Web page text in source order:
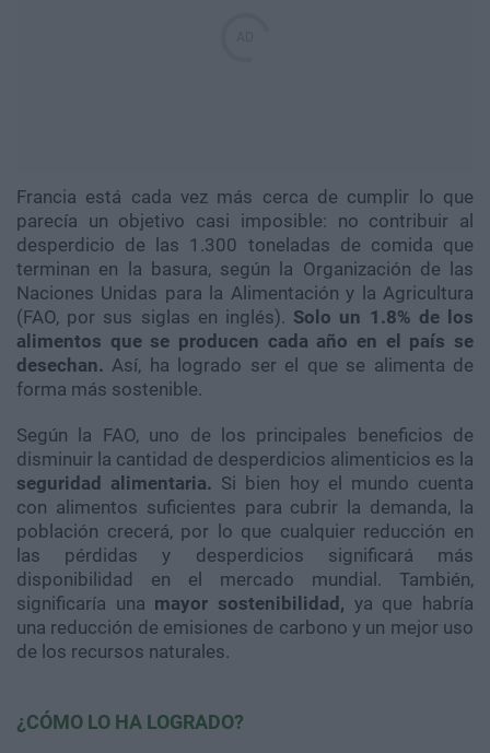
Francia está cada vez más cerca de cumplir lo que
parecía un objetivo casi imposible: no contribuir al
desperdicio de las 1.300 toneladas de comida que
terminan en la basura, según la Organización de las
Naciones Unidas para la Alimentación y la Agricultura
(FAO, por sus siglas en inglés). Solo un 1.8% de los
alimentos que se producen cada año en el país se
desechan.Así, ha logrado ser el que se alimenta de
forma más sostenible.
Según la FAO, uno de los principales beneficios de
disminuir la cantidad de desperdicios alimenticios es la
seguridad alimentaria. Si bien hoy el mundo cuenta
con alimentos suficientes para cubrir la demanda, la
población crecerá, por lo que cualquier reducción en
las pérdidas y desperdicios significará más
disponibilidad en el mercado mundial. También,
significaría una mayor sostenibilidad, ya que habría
una reducción de emisiones de carbono y un mejor uso
de los recursos naturales.
¿CÓMO LO HA LOGRADO?